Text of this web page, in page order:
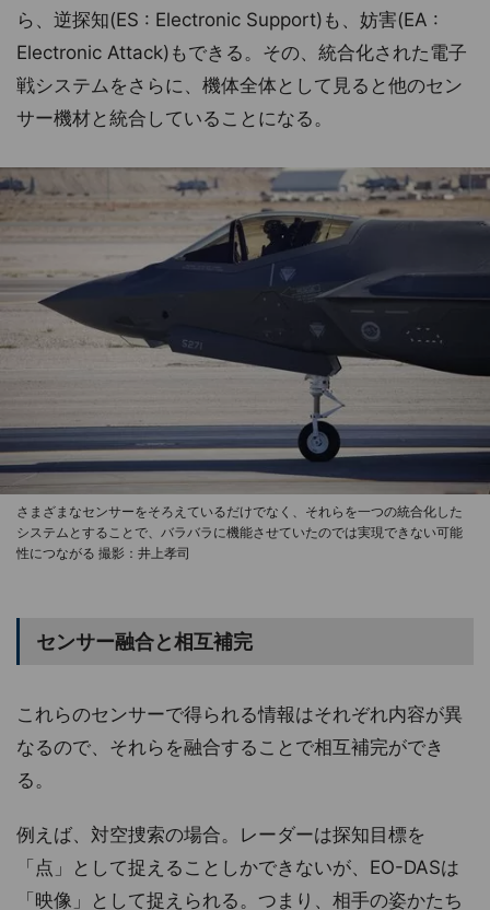
ら、逆探知(ES : Electronic Support)も、妨害(EA :
Electronic Attack)もできる。その、統合化された電子
戦システムをさらに、機体全体として見ると他のセン
サー機材と統合していることになる。
さまざまなセンサーをそろえているだけでなく、それらを一つの統合化した
システムとすることで、バラバラに機能させていたのでは実現できない可能
性につながる 撮影：井上孝司
センサー融合と相互補完
これらのセンサーで得られる情報はそれぞれ内容が異
なるので、それらを融合することで相互補完ができ
る。
例えば、対空捜索の場合。レーダーは探知目標を
「点」として捉えることしかできないが、EO-DASは
「映像」として捉えられる。つまり、相手の姿かたち